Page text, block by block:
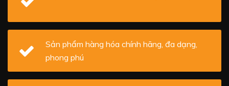
Sản phẩm hàng hóa chính hãng, đa dạng,
phong phú